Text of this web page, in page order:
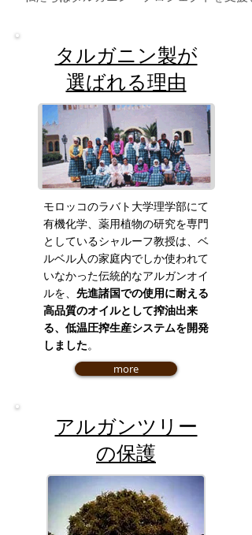
タルガニン製が
選ばれる理由
モロッコのラバト大学理学部にて
有機化学、薬用植物の研究を専門
としているシャルーフ教授は、ベ
ルベル人の家庭内でしか使われて
いなかった伝統的なアルガンオイ
ルを、 先進諸国での使用に耐える
高品質のオイルとして搾油出来
る、低温圧搾生産システムを開発
しました。
more
アルガンツリー
の保護